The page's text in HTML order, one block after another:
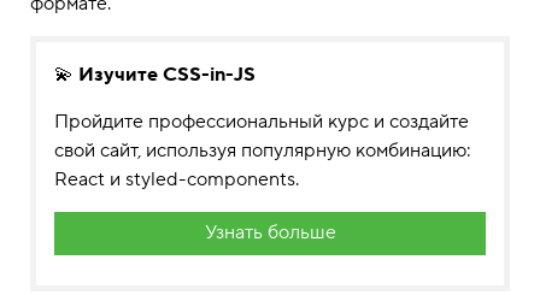
💫 Изучите CSS-in-JS
Пройдите профессиональный курс и создайте
свой сайт, используя популярную комбинацию:
React и styled-components.
Узнать больше